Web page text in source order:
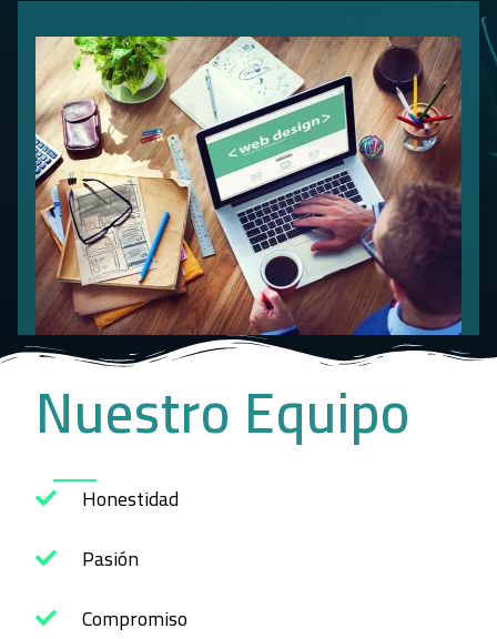
Nuestro Equipo
Honestidad
Pasión
Compromiso